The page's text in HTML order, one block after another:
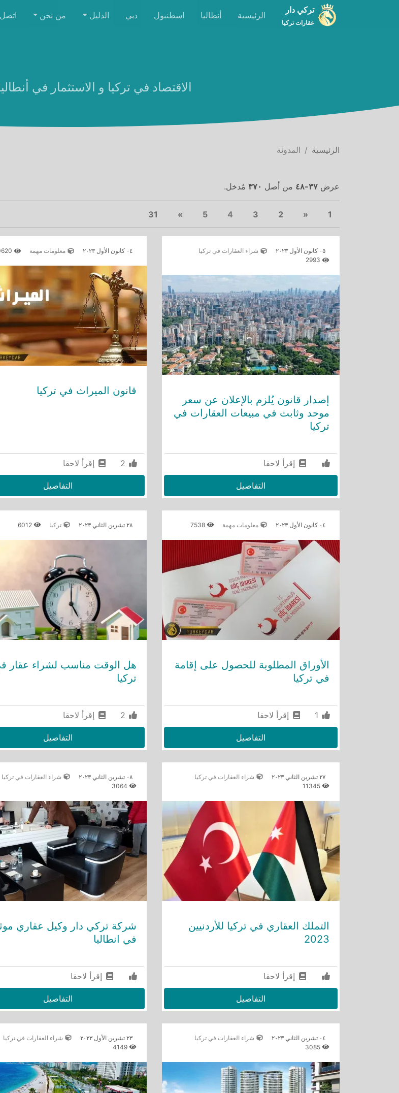
تركي دار
عقارات تركيا
الرئيسية أنطاليا اسطنبول دبي الدليل من نحن اتصل
الاقتصاد في تركيا و الاستثمار في
الرئيسية المدونة
عرض ٣٧-٤٨ من أصل ٣٧٠ مُدخل.
1
«
Previous
2
3
4
5
»
31
٠٥ كانون الأول ٢٠٢٣
شراء العقارات في تركيا
إصدار قانون يُلزم بالإعلان عن سعر
موحد وثابت في مبيعات العقارات في
تركيا
إقرأ لاحقا
التفاصيل
٠٤ كانون الأول ٢٠٢٣ معلومات مهمة
قانون الميراث في تركيا
إقرأ لاحقا
التفاصيل
٠٤ كانون الأول ٢٠٢٣ معلومات مهمة
الأوراق المطلوبة للحصول على إقامة
في تركيا
إقرأ لاحقا
التفاصيل
٢٨ تشرين الثاني ٢٠٢٣ تركيا
هل الوقت مناسب لشراء عقار
تركيا
إقرأ لاحقا
التفاصيل
٢٧ تشرين الثاني ٢٠٢٣
شراء العقارات في تركيا
التملك العقاري في تركيا للأردنيين
2023
إقرأ لاحقا
التفاصيل
٠٨ تشرين الثاني ٢٠٢٣
شراء العقارات في تركيا
شركة تركي دار وكيل عقاري
في انطاليا
إقرأ لاحقا
التفاصيل
٠٤ تشرين الثاني ٢٠٢٣
شراء العقارات في تركيا
٢٣ تشرين الأول ٢٠٢٣
شراء العقارات في تركيا